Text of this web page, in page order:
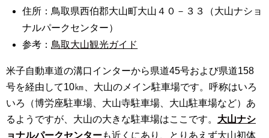
住所：鳥取県西伯郡大山町大山４０－３３（大山ナショ
ナルパークセンター）
参考： 鳥取大山観光ガイド
米子自動車道の溝口インターから県道45号および県道158
号を経由して10㎞、大山のメイン駐車場です。呼称はいろ
いろ（博労座駐車場、大山寺駐車場、大山駐車場など）あ
るようですが、大山の大きな駐車場はここです。 大山ナシ
ョナルパークセンターも近くにあり、とりあえず大山初体